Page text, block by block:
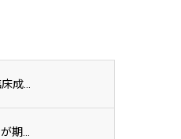
成...
期...